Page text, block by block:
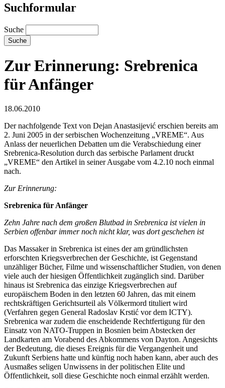
Suchformular
Suche
Zur Erinnerung: Srebrenica
für Anfänger
18.06.2010
Der nachfolgende Text von Dejan Anastasijević erschien bereits am
2. Juni 2005 in der serbischen Wochenzeitung „VREME“. Aus
Anlass der neuerlichen Debatten um die Verabschiedung einer
Srebrenica-Resolution durch das serbische Parlament druckt
„VREME“ den Artikel in seiner Ausgabe vom 4.2.10 noch einmal
nach.
Zur Erinnerung:
Srebrenica für Anfänger
Zehn Jahre nach dem großen Blutbad in Srebrenica ist vielen in
Serbien offenbar immer noch nicht klar, was dort geschehen ist
Das Massaker in Srebrenica ist eines der am gründlichsten
erforschten Kriegsverbrechen der Geschichte, ist Gegenstand
unzähliger Bücher, Filme und wissenschaftlicher Studien, von denen
viele auch der hiesigen Öffentlichkeit zugänglich sind. Darüber
hinaus ist Srebrenica das einzige Kriegsverbrechen auf
europäischem Boden in den letzten 60 Jahren, das mit einem
rechtskräftigen Gerichtsurteil als Völkermord tituliert wird
(Verfahren gegen General Radoslav Krstić vor dem ICTY).
Srebrenica war zudem die enscheidende Rechtfertigung für den
Einsatz von NATO-Truppen in Bosnien beim Abstecken der
Landkarten am Vorabend des Abkommens von Dayton. Angesichts
der Bedeutung, die dieses Ereignis für die Vergangenheit und
Zukunft Serbiens hatte und künftig noch haben kann, aber auch des
Ausmaßes seligen Unwissens in der politischen Elite und
Öffentlichkeit, soll diese Geschichte noch einmal erzählt werden.